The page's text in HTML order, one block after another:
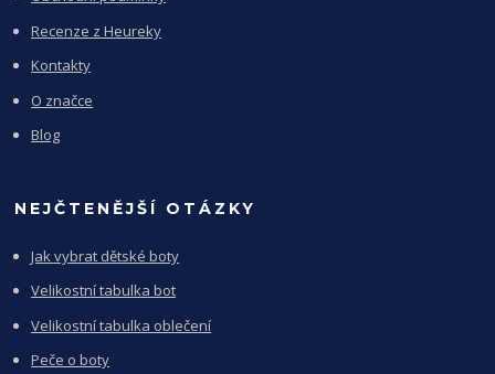
Recenze z Heureky
Kontakty
O značce
Blog
NEJČTENĚJŠÍ OTÁZKY
Jak vybrat dětské boty
Velikostní tabulka bot
Velikostní tabulka oblečení
Peče o boty